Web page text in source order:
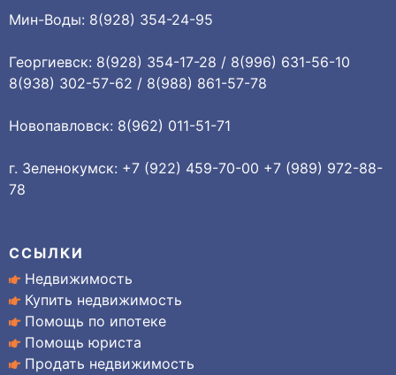
Мин-Воды: 8(928) 354-24-95
Георгиевск: 8(928) 354-17-28 / 8(996) 631-56-10
8(938) 302-57-62 / 8(988) 861-57-78
Новопавловск: 8(962) 011-51-71
г. Зеленокумск: +7 (922) 459-70-00 +7 (989) 972-88-
78
ССЫЛКИ
Недвижимость
Купить недвижимость
Помощь по ипотеке
Помощь юриста
Продать недвижимость